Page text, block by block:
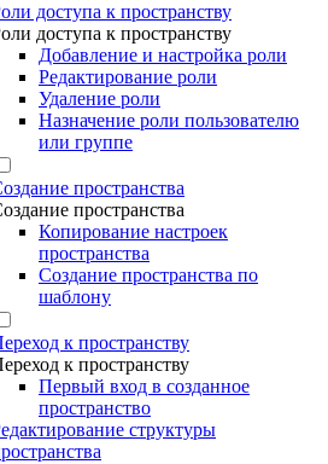
доступа к пространству
доступа к пространству
Добавление и настройка роли
Редактирование роли
Удаление роли
Назначение роли пользователю
или группе
пространства
пространства
Копирование настроек
пространства
Создание пространства по
шаблону
к пространству
к пространству
Первый вход в созданное
пространство
структуры